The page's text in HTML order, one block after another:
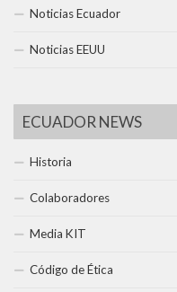
Noticias Ecuador
Noticias EEUU
ECUADOR NEWS
Historia
Colaboradores
Media KIT
Código de Ética